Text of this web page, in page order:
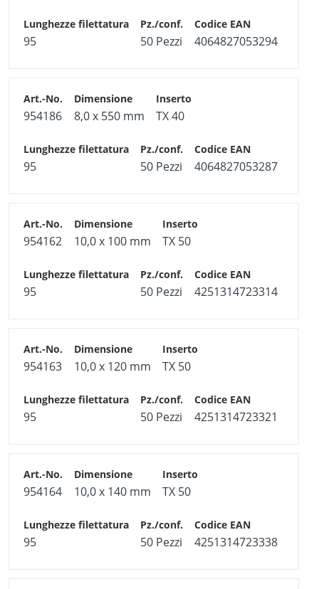
95 50 Pezzi 4064827053294
954186 8,0 x 550 mm TX 40
95 50 Pezzi 4064827053287
954162 10,0 x 100 mm TX 50
95 50 Pezzi 4251314723314
954163 10,0 x 120 mm TX 50
95 50 Pezzi 4251314723321
954164 10,0 x 140 mm TX 50
95 50 Pezzi 4251314723338